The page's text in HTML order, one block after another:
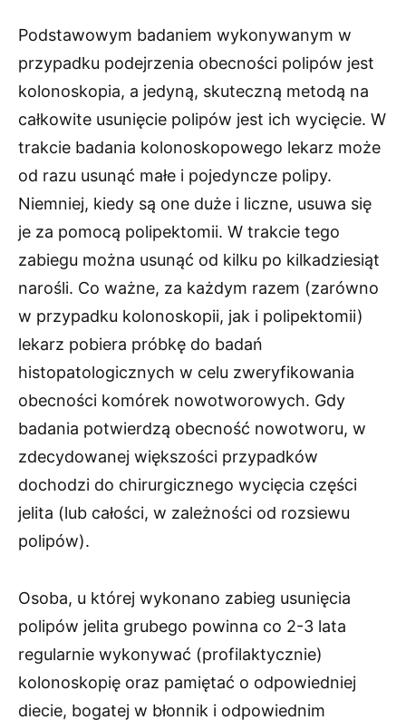
Podstawowym badaniem wykonywanym w
przypadku podejrzenia obecności polipów jest
kolonoskopia, a jedyną, skuteczną metodą na
całkowite usunięcie polipów jest ich wycięcie. W
trakcie badania kolonoskopowego lekarz może
od razu usunąć małe i pojedyncze polipy.
Niemniej, kiedy są one duże i liczne, usuwa się
je za pomocą polipektomii. W trakcie tego
zabiegu można usunąć od kilku po kilkadziesiąt
narośli. Co ważne, za każdym razem (zarówno
w przypadku kolonoskopii, jak i polipektomii)
lekarz pobiera próbkę do badań
histopatologicznych w celu zweryfikowania
obecności komórek nowotworowych. Gdy
badania potwierdzą obecność nowotworu, w
zdecydowanej większości przypadków
dochodzi do chirurgicznego wycięcia części
jelita (lub całości, w zależności od rozsiewu
polipów).
Osoba, u której wykonano zabieg usunięcia
polipów jelita grubego powinna co 2-3 lata
regularnie wykonywać (profilaktycznie)
kolonoskopię oraz pamiętać o odpowiedniej
diecie, bogatej w błonnik i odpowiednim